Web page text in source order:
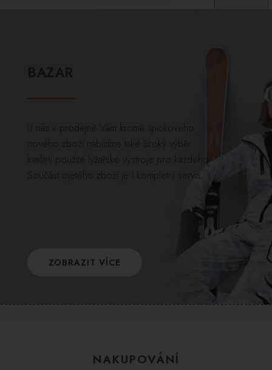
U nás v prodejně Vám kromě špičkového
nového zboží nabízíme také široký výběr
kvalitní použité lyžařské výstroje pro každého.
Součást ojetého zboží je i kompletní servis.
ZOBRAZIT VÍCE
NAKUPOVÁNÍ